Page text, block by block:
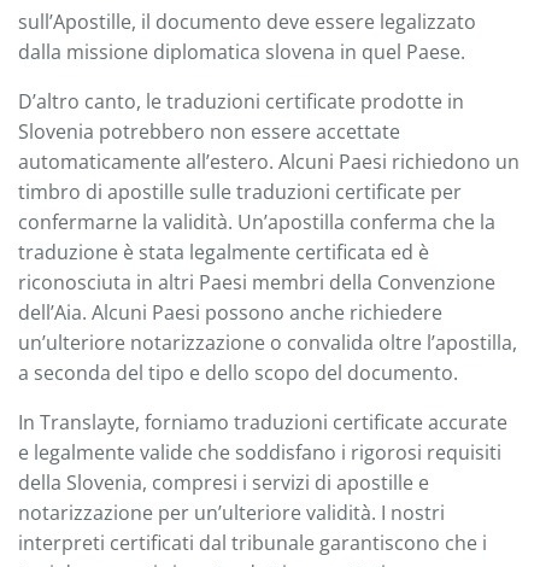
sull’Apostille, il documento deve essere legalizzato
dalla missione diplomatica slovena in quel Paese.
D’altro canto, le traduzioni certificate prodotte in
Slovenia potrebbero non essere accettate
automaticamente all’estero. Alcuni Paesi richiedono un
timbro di apostille sulle traduzioni certificate per
confermarne la validità. Un’apostilla conferma che la
traduzione è stata legalmente certificata ed è
riconosciuta in altri Paesi membri della Convenzione
dell’Aia. Alcuni Paesi possono anche richiedere
un’ulteriore notarizzazione o convalida oltre l’apostilla,
a seconda del tipo e dello scopo del documento.
In Translayte, forniamo traduzioni certificate accurate
e legalmente valide che soddisfano i rigorosi requisiti
della Slovenia, compresi i servizi di apostille e
notarizzazione per un’ulteriore validità. I nostri
interpreti certificati dal tribunale garantiscono che i